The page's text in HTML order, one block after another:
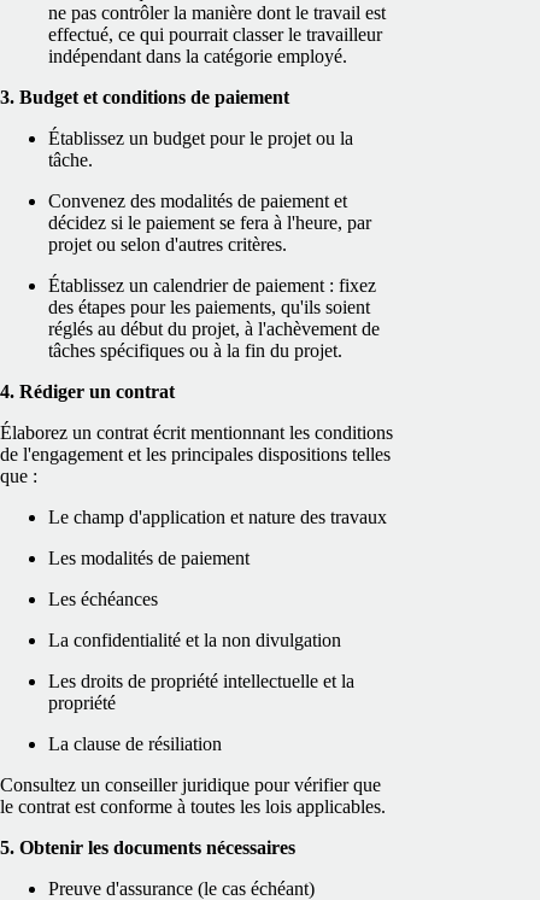
ne pas contrôler la manière dont le travail est
effectué, ce qui pourrait classer le travailleur
indépendant dans la catégorie employé.
3. Budget et conditions de paiement
Établissez un budget pour le projet ou la
tâche.
Convenez des modalités de paiement et
décidez si le paiement se fera à l'heure, par
projet ou selon d'autres critères.
Établissez un calendrier de paiement : fixez
des étapes pour les paiements, qu'ils soient
réglés au début du projet, à l'achèvement de
tâches spécifiques ou à la fin du projet.
4. Rédiger un contrat
Élaborez un contrat écrit mentionnant les conditions
de l'engagement et les principales dispositions telles
que :
Le champ d'application et nature des travaux
Les modalités de paiement
Les échéances
La confidentialité et la non divulgation
Les droits de propriété intellectuelle et la
propriété
La clause de résiliation
Consultez un conseiller juridique pour vérifier que
le contrat est conforme à toutes les lois applicables.
5. Obtenir les documents nécessaires
Preuve d'assurance (le cas échéant)